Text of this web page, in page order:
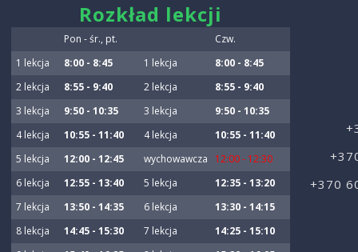
Rozkład lekcji
Pon - śr., pt.
Czw.
1 lekcja
8:00 - 8:45 1 lekcja
8:00 - 8:45
2 lekcja
8:55 - 9:40 2 lekcja
8:55 - 9:40
3 lekcja
9:50 - 10:35 3 lekcja
9:50 - 10:35
4 lekcja
10:55 - 11:40 4 lekcja
10:55 - 11:40
5 lekcja
12:00 - 12:45 wychowawcza
12:00 - 12:30
6 lekcja
12:55 - 13:40 5 lekcja
12:35 - 13:20
7 lekcja
13:50 - 14:35 6 lekcja
13:30 - 14:15
8 lekcja
14:45 - 15:30 7 lekcja
14:25 - 15:10
+370